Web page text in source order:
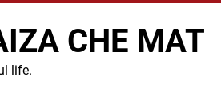
CHE MAT
life.